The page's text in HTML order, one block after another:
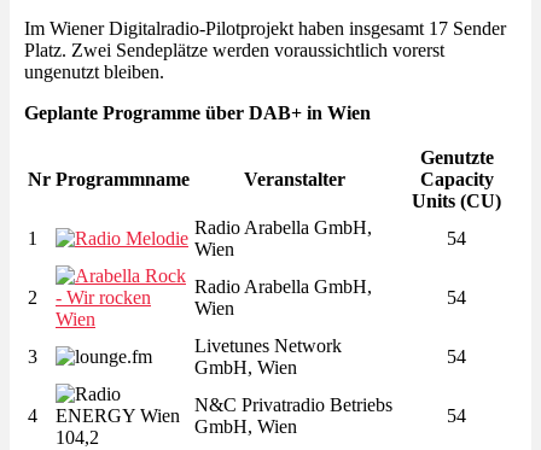
Im Wiener Digitalradio-Pilotprojekt haben insgesamt 17 Sender
Platz. Zwei Sendeplätze werden voraussichtlich vorerst
ungenutzt bleiben.
Geplante Programme über DAB+ in Wien
Nr Programmname Veranstalter
Genutzte
Capacity
Units (CU)
1
Radio Arabella GmbH,
Wien
54
2
Radio Arabella GmbH,
Wien
54
3
Livetunes Network
GmbH, Wien
54
4
N&C Privatradio Betriebs
GmbH, Wien
54